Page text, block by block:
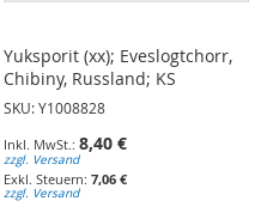
Yuksporit (xx); Eveslogtchorr,
Chibiny, Russland; KS
SKU: Y1008828
8,40 €
zzgl. Versand
7,06 €
zzgl. Versand